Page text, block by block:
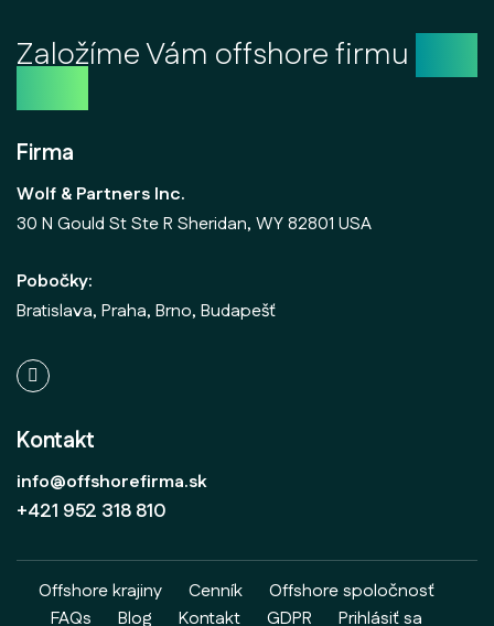
Založíme Vám offshore firmu
Firma
Wolf & Partners Inc.
30 N Gould St Ste R Sheridan, WY 82801 USA
Pobočky:
Bratislava, Praha, Brno, Budapešť
Kontakt
info@offshorefirma.sk
+421 952 318 810
Offshore krajiny Cenník
Offshore spoločnosť
FAQs
Blog Kontakt GDPR Prihlásiť sa